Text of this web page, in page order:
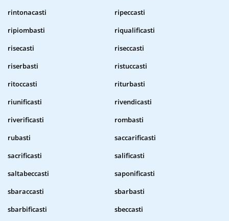
rintonacasti
ripeccasti
ripiombasti
riqualificasti
risecasti
riseccasti
riserbasti
ristuccasti
ritoccasti
riturbasti
riunificasti
rivendicasti
riverificasti
rombasti
rubasti
saccarificasti
sacrificasti
salificasti
saltabeccasti
saponificasti
sbaraccasti
sbarbasti
sbarbificasti
sbeccasti